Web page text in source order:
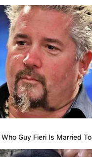
Guy Fieri Is Married To